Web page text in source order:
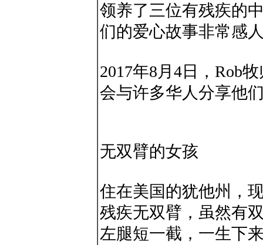
领养了三位有残疾的
们的爱心故事非常感
2017年8月4日，Rob
会与许多华人分享他
无双臂的女孩
住在美国的犹他州，
残疾无双臂，虽然有
左腿短一截，一生下